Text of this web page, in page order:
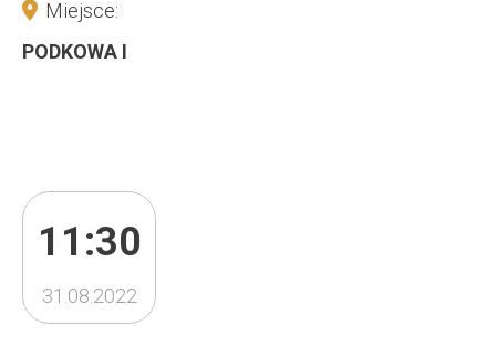
Miejsce:
PODKOWA I
11:30
31.08.2022